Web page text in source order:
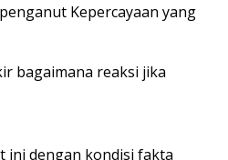
Kepercayaan yang
bagaimana reaksi jika
ini dengan kondisi fakta